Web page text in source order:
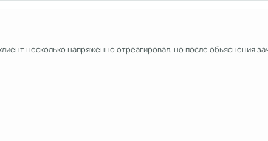
несколько напряженно отреагировал, но после обьяснения